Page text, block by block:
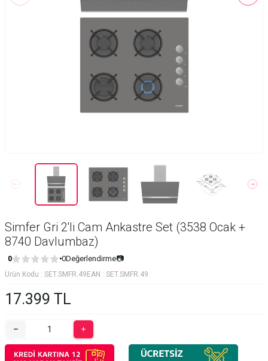
Simfer Gri 2'li Cam Ankastre Set (3538 Ocak +
8740 Davlumbaz)
0 0Değerlendirme📷
Ürün Kodu : SET.SMFR.49 EAN : SET.SMFR.49
17.399 TL